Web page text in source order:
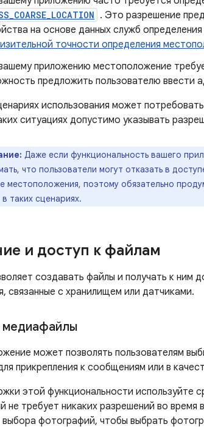
. Это разрешение
на основе данных служб
точности определения
приложению местоположение
предложить пользователю ввести
использования может
ситуациях допустимо указывать
Даже если функциональность вашего
что пользователи могут отказать в
местоположения, поэтому обязательно
таких сценариях.
и доступ к файлам
создавать файлы и получать к ним
связанные с хранилищем или датчиками.
медиафайлы
может позволять пользователям
прикрепления к сообщениям или в
этой функциональности используйте
не требует никаких разрешений во время
фотографий, чтобы выбрать